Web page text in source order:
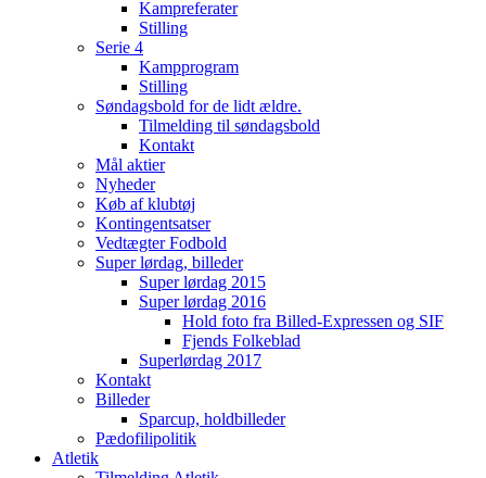
Kampreferater
Stilling
Serie 4
Kampprogram
Stilling
Søndagsbold for de lidt ældre.
Tilmelding til søndagsbold
Kontakt
Mål aktier
Nyheder
Køb af klubtøj
Kontingentsatser
Vedtægter Fodbold
Super lørdag, billeder
Super lørdag 2015
Super lørdag 2016
Hold foto fra Billed-Expressen og SIF
Fjends Folkeblad
Superlørdag 2017
Kontakt
Billeder
Sparcup, holdbilleder
Pædofilipolitik
Atletik